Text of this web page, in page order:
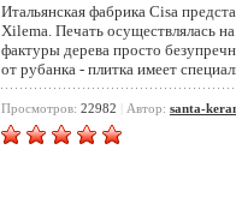
Итальянская фабрика Cisa
Xilema. Печать осуществлялась
фактуры дерева просто
от рубанка - плитка имеет
Просмотров: 22982 Автор: santa-